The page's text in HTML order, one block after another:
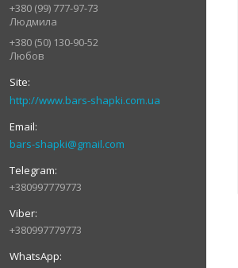
+380 (99) 777-97-73
Людмила
+380 (50) 130-90-52
Любов
http://www.bars-shapki.com.ua
bars-shapki@gmail.com
+380997779773
+380997779773